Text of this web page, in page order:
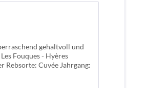
gehaltvoll und
Fouques - Hyères
Rebsorte: Cuvée Jahrgang: